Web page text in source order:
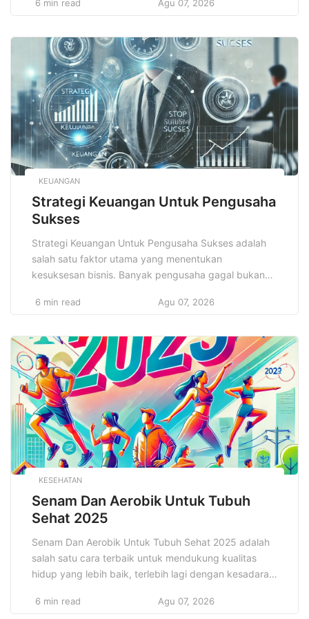
terstruktur. Rutinitas ini membentuk kebiasaan yang
diri. Dengan menjalankan rutinitas yang tepat, siswa
dapat mengatur waktu, meningkatkan fokus, dan
menjaga kesehatan mental serta fisik. […]
6 min read Agu 07, 2026
KEUANGAN
Strategi Keuangan Untuk Pengusaha
Sukses
Strategi Keuangan Untuk Pengusaha Sukses adalah
salah satu faktor utama yang menentukan
kesuksesan bisnis. Banyak pengusaha gagal bukan
melainkan karena manajemen keuangan yang buruk.
keuangan yang efektif adalah langkah penting bagi
pengusaha untuk memastikan pertumbuhan dan
keberlanjutan bisnis mereka. Ulasan ini […]
6 min read Agu 07, 2026
KESEHATAN
Senam Dan Aerobik Untuk Tubuh
Sehat 2025
Senam Dan Aerobik Untuk Tubuh Sehat 2025 adalah
salah satu cara terbaik untuk mendukung kualitas
hidup yang lebih baik, terlebih lagi dengan kesadaran
gaya hidup sehat. Senam dan aerobik adalah dua
6 min read Agu 07, 2026